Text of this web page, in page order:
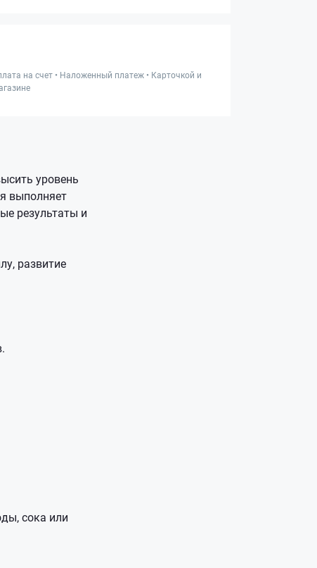
на счет • Наложенный платеж • Карточкой и
уровень
выполняет
результаты и
развитие
сока или